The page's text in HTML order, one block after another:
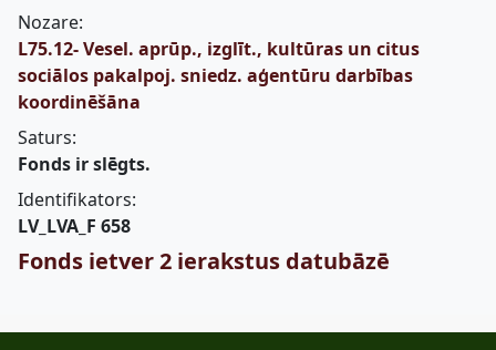
Nozare:
L75.12- Vesel. aprūp., izglīt., kultūras un citus
sociālos pakalpoj. sniedz. aģentūru darbības
koordinēšāna
Saturs:
Fonds ir slēgts.
Identifikators:
LV_LVA_F 658
Fonds ietver 2 ierakstus datubāzē